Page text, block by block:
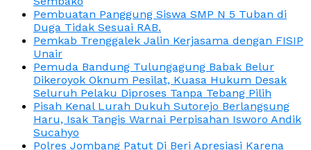
Pembuatan Panggung Siswa SMP N 5 Tuban di
Duga Tidak Sesuai RAB.
Pemkab Trenggalek Jalin Kerjasama dengan FISIP
Unair
Pemuda Bandung Tulungagung Babak Belur
Dikeroyok Oknum Pesilat, Kuasa Hukum Desak
Seluruh Pelaku Diproses Tanpa Tebang Pilih
Pisah Kenal Lurah Dukuh Sutorejo Berlangsung
Haru, Isak Tangis Warnai Perpisahan Isworo Andik
Sucahyo
Polres Jombang Patut Di Beri Apresiasi Karena